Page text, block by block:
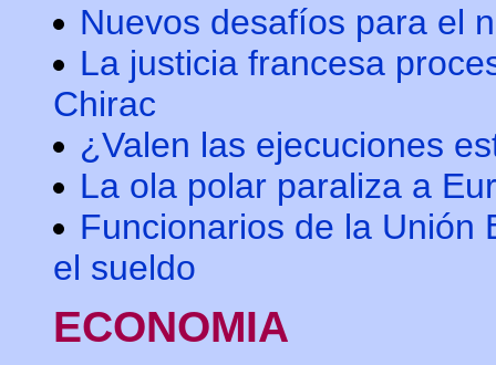
Nuevos desafíos para el
La justicia francesa
Chirac
¿Valen las ejecuciones
La ola polar paraliza a
Funcionarios de la Unión
el sueldo
ECONOMIA